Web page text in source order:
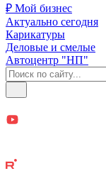
₽ Мой бизнес
Актуально сегодня
Карикатуры
Деловые и смелые
Автоцентр "НП"